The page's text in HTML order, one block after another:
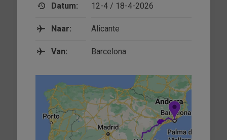
Datum: 12-4 / 18-4-2026
Naar: Alicante
Van: Barcelona